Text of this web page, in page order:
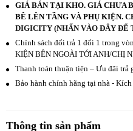
GIÁ BÁN TẠI KHO. GIÁ CHƯA
BÊ LÊN TẦNG VÀ PHỤ KIỆN.
DIGICITY (NHẤN VÀO ĐÂY ĐỂ
Chính sách đổi trả 1 đổi 1 trong
KIỆN BÊN NGOÀI TỚI ANH/CHỊ
Thanh toán thuận tiện – Ưu đãi trả
Bảo hành chính hãng tại nhà -
Thông tin sản phẩm